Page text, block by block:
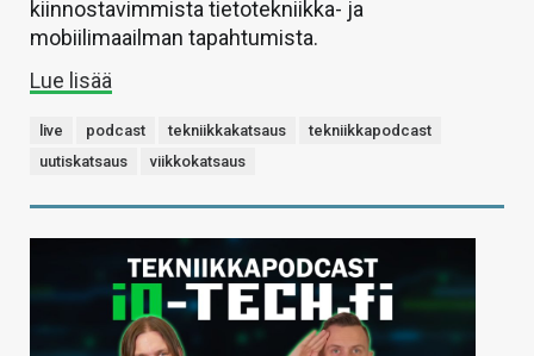
kiinnostavimmista tietotekniikka- ja
mobiilimaailman tapahtumista.
Lue lisää
live podcast tekniikkakatsaus
tekniikkapodcast
uutiskatsaus
viikkokatsaus